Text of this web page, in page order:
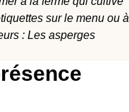
sur le menu ou à
: Les asperges